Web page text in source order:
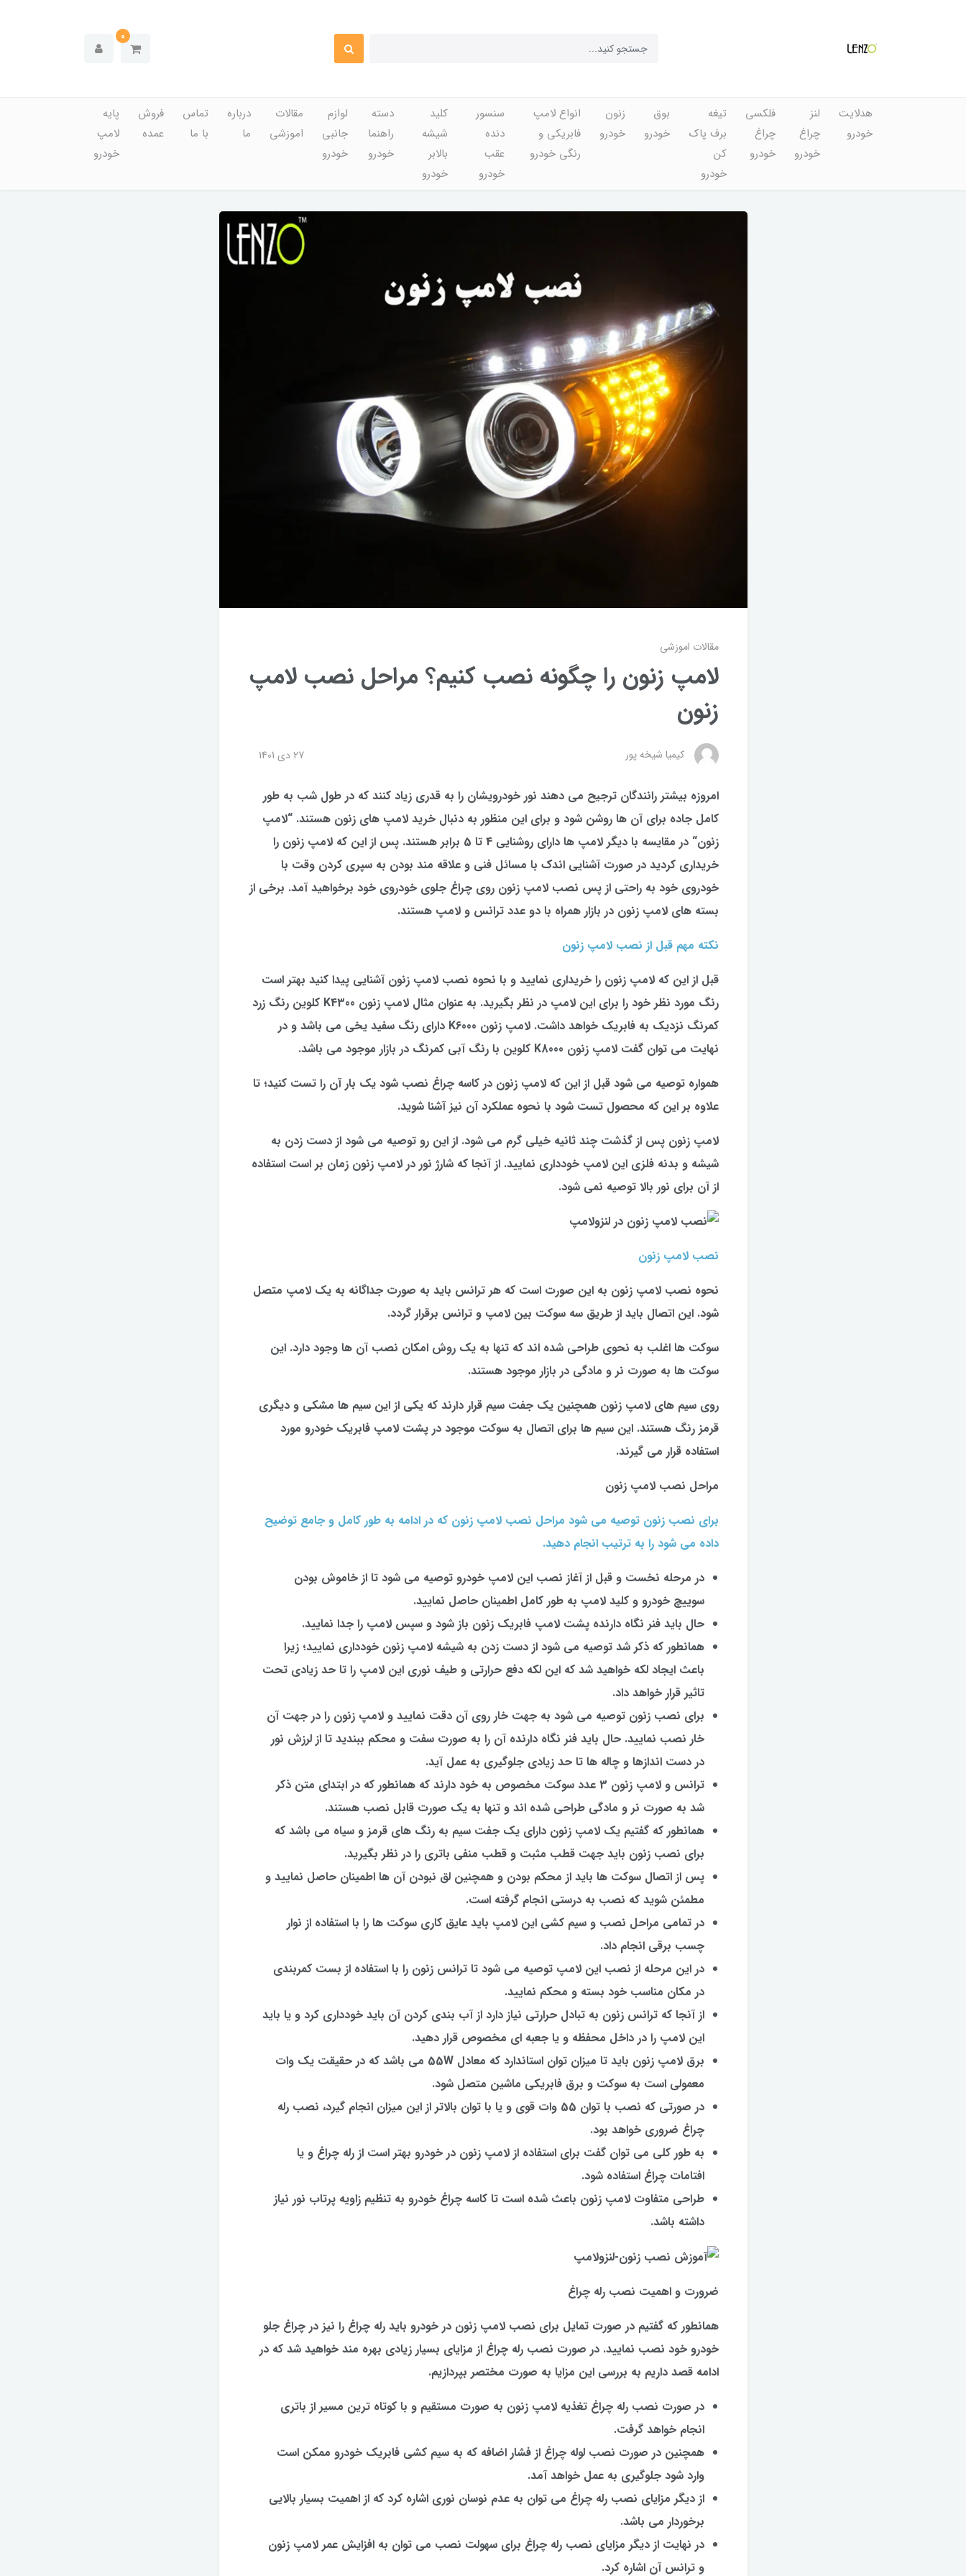
0
هدلایت
خودرو
لنز
چراغ
خودرو
فلکسی
چراغ
خودرو
تیغه
برف پاک
کن
خودرو
بوق
خودرو
زنون
خودرو
انواع لامپ
فابریکی و
رنگی خودرو
سنسور
دنده
عقب
خودرو
کلید
شیشه
بالابر
خودرو
دسته
راهنما
خودرو
لوازم
جانبی
خودرو
مقالات
اموزشی
درباره
ما
تماس
با ما
فروش
عمده
پایه
لامپ
خودرو
مقالات اموزشی
لامپ زنون را چگونه نصب کنیم؟ مراحل نصب لامپ
زنون
کیمیا شیخه پور 27 دی 1401
امروزه بیشتر رانندگان ترجیح می دهند نور خودرویشان را به قدری زیاد کنند که در طول شب به طور
کامل جاده برای آن ها روشن شود و برای این منظور به دنبال خرید لامپ های زنون هستند. “لامپ
زنون“ در مقایسه با دیگر لامپ ها دارای روشنایی 4 تا 5 برابر هستند. پس از این که لامپ زنون را
خریداری کردید در صورت آشنایی اندک با مسائل فنی و علاقه مند بودن به سپری کردن وقت با
خودروی خود به راحتی از پس نصب لامپ زنون روی چراغ جلوی خودروی خود برخواهید آمد. برخی از
بسته های لامپ زنون در بازار همراه با دو عدد ترانس و لامپ هستند.
نکته مهم قبل از نصب لامپ زنون
قبل از این که لامپ زنون را خریداری نمایید و با نحوه نصب لامپ زنون آشنایی پیدا کنید بهتر است
رنگ مورد نظر خود را برای این لامپ در نظر بگیرید. به عنوان مثال لامپ زنون K4300 کلوین رنگ زرد
کمرنگ نزدیک به فابریک خواهد داشت. لامپ زنون K6000 دارای رنگ سفید یخی می باشد و در
نهایت می توان گفت لامپ زنون K8000 کلوین با رنگ آبی کمرنگ در بازار موجود می باشد.
همواره توصیه می شود قبل از این که لامپ زنون در کاسه چراغ نصب شود یک بار آن را تست کنید؛ تا
علاوه بر این که محصول تست شود با نحوه عملکرد آن نیز آشنا شوید.
لامپ زنون پس از گذشت چند ثانیه خیلی گرم می شود. از این رو توصیه می شود از دست زدن به
شیشه و بدنه فلزی این لامپ خودداری نمایید. از آنجا که شارژ نور در لامپ زنون زمان بر است استفاده
از آن برای نور بالا توصیه نمی شود.
نصب لامپ زنون
نحوه نصب لامپ زنون به این صورت است که هر ترانس باید به صورت جداگانه به یک لامپ متصل
شود. این اتصال باید از طریق سه سوکت بین لامپ و ترانس برقرار گردد.
سوکت ها اغلب به نحوی طراحی شده اند که تنها به یک روش امکان نصب آن ها وجود دارد. این
سوکت ها به صورت نر و مادگی در بازار موجود هستند.
روی سیم های لامپ زنون همچنین یک جفت سیم قرار دارند که یکی از این سیم ها مشکی و دیگری
قرمز رنگ هستند. این سیم ها برای اتصال به سوکت موجود در پشت لامپ فابریک خودرو مورد
استفاده قرار می گیرند.
مراحل نصب لامپ زنون
برای نصب زنون توصیه می شود مراحل نصب لامپ زنون که در ادامه به طور کامل و جامع توضیح
داده می شود را به ترتیب انجام دهید.
در مرحله نخست و قبل از آغاز نصب این لامپ خودرو توصیه می شود تا از خاموش بودن
سوییچ خودرو و کلید لامپ به طور کامل اطمینان حاصل نمایید.
حال باید فنر نگاه دارنده پشت لامپ فابریک زنون باز شود و سپس لامپ را جدا نمایید.
همانطور که ذکر شد توصیه می شود از دست زدن به شیشه لامپ زنون خودداری نمایید؛ زیرا
باعث ایجاد لکه خواهید شد که این لکه دفع حرارتی و طیف نوری این لامپ را تا حد زیادی تحت
تاثیر قرار خواهد داد.
برای نصب زنون توصیه می شود به جهت خار روی آن دقت نمایید و لامپ زنون را در جهت آن
خار نصب نمایید. حال باید فنر نگاه دارنده آن را به صورت سفت و محکم ببندید تا از لرزش نور
در دست اندازها و چاله ها تا حد زیادی جلوگیری به عمل آید.
ترانس و لامپ زنون 3 عدد سوکت مخصوص به خود دارند که همانطور که در ابتدای متن ذکر
شد به صورت نر و مادگی طراحی شده اند و تنها به یک صورت قابل نصب هستند.
همانطور که گفتیم یک لامپ زنون دارای یک جفت سیم به رنگ های قرمز و سیاه می باشد که
برای نصب زنون باید جهت قطب مثبت و قطب منفی باتری را در نظر بگیرید.
پس از اتصال سوکت ها باید از محکم بودن و همچنین لق نبودن آن ها اطمینان حاصل نمایید و
مطمئن شوید که نصب به درستی انجام گرفته است.
در تمامی مراحل نصب و سیم کشی این لامپ باید عایق کاری سوکت ها را با استفاده از نوار
چسب برقی انجام داد.
در این مرحله از نصب این لامپ توصیه می شود تا ترانس زنون را با استفاده از بست کمربندی
در مکان مناسب خود بسته و محکم نمایید.
از آنجا که ترانس زنون به تبادل حرارتی نیاز دارد از آب بندی کردن آن باید خودداری کرد و یا باید
این لامپ را در داخل محفظه و یا جعبه ای مخصوص قرار دهید.
برق لامپ زنون باید تا میزان توان استاندارد که معادل 55W می باشد که در حقیقت یک وات
معمولی است به سوکت و برق فابریکی ماشین متصل شود.
در صورتی که نصب با توان 55 وات قوی و یا با توان بالاتر از این میزان انجام گیرد، نصب رله
چراغ ضروری خواهد بود.
به طور کلی می توان گفت برای استفاده از لامپ زنون در خودرو بهتر است از رله چراغ و یا
افتامات چراغ استفاده شود.
طراحی متفاوت لامپ زنون باعث شده است تا کاسه چراغ خودرو به تنظیم زاویه پرتاب نور نیاز
داشته باشد.
ضرورت و اهمیت نصب رله چراغ
همانطور که گفتیم در صورت تمایل برای نصب لامپ زنون در خودرو باید رله چراغ را نیز در چراغ جلو
خودرو خود نصب نمایید. در صورت نصب رله چراغ از مزایای بسیار زیادی بهره مند خواهید شد که در
ادامه قصد داریم به بررسی این مزایا به صورت مختصر بپردازیم.
در صورت نصب رله چراغ تغذیه لامپ زنون به صورت مستقیم و با کوتاه ترین مسیر از باتری
انجام خواهد گرفت.
همچنین در صورت نصب لوله چراغ از فشار اضافه که به سیم کشی فابریک خودرو ممکن است
وارد شود جلوگیری به عمل خواهد آمد.
از دیگر مزایای نصب رله چراغ می توان به عدم نوسان نوری اشاره کرد که از اهمیت بسیار بالایی
برخوردار می باشد.
در نهایت از دیگر مزایای نصب رله چراغ برای سهولت نصب می توان به افزایش عمر لامپ زنون
و ترانس آن اشاره کرد.